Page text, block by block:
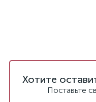
Хотите
Поставьте